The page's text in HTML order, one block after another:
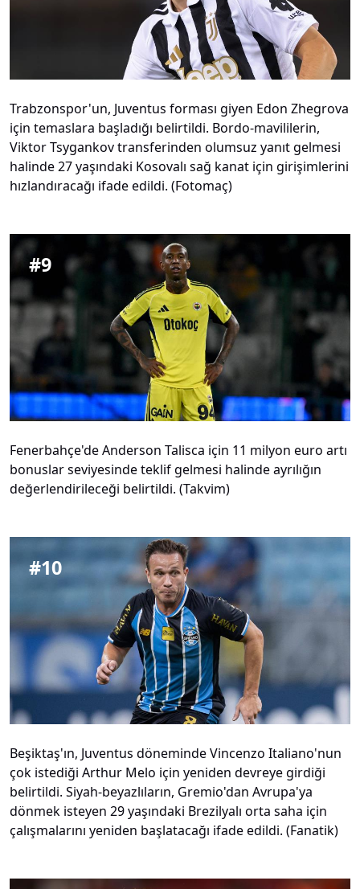
Trabzonspor'un, Juventus forması giyen Edon Zhegrova
için temaslara başladığı belirtildi. Bordo-mavililerin,
Viktor Tsygankov transferinden olumsuz yanıt gelmesi
halinde 27 yaşındaki Kosovalı sağ kanat için girişimlerini
hızlandıracağı ifade edildi. (Fotomaç)
#9
Fenerbahçe'de Anderson Talisca için 11 milyon euro artı
bonuslar seviyesinde teklif gelmesi halinde ayrılığın
değerlendirileceği belirtildi. (Takvim)
#10
Beşiktaş'ın, Juventus döneminde Vincenzo Italiano'nun
çok istediği Arthur Melo için yeniden devreye girdiği
belirtildi. Siyah-beyazlıların, Gremio'dan Avrupa'ya
dönmek isteyen 29 yaşındaki Brezilyalı orta saha için
çalışmalarını yeniden başlatacağı ifade edildi. (Fanatik)